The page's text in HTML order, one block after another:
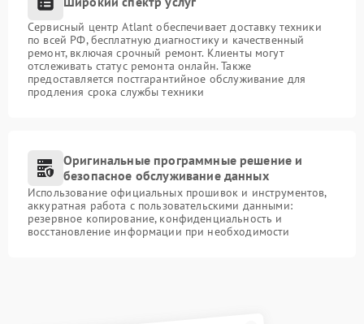
Сервисный центр Atlant обеспечивает доставку техники
по всей РФ, бесплатную диагностику и качественный
ремонт, включая срочный ремонт. Клиенты могут
отслеживать статус ремонта онлайн. Также
предоставляется постгарантийное обслуживание для
продления срока службы техники
Оригинальные программные решение и
безопасное обслуживание данных
Использование официальных прошивок и инструментов,
аккуратная работа с пользовательскими данными:
резервное копирование, конфиденциальность и
восстановление информации при необходимости